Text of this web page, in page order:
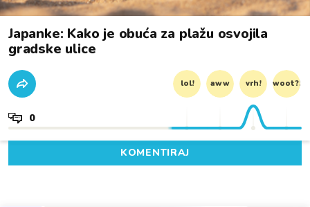
Japanke: Kako je obuća za plažu osvojila
gradske ulice
lol! aww vrh! woot?!
0
KOMENTIRAJ